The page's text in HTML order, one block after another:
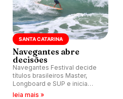
SANTA CATARINA
Navegantes abre
decisões
Navegantes Festival decide
títulos brasileiros Master,
Longboard e SUP e inicia
maratona de eventos no sul
leia mais »